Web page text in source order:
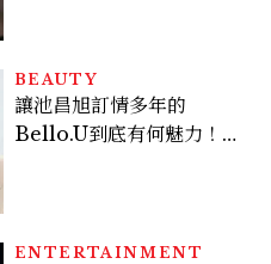
BEAUTY
讓池昌旭訂情多年的
Bello.U到底有何魅力！揭
倦感，超神！
ENTERTAINMENT